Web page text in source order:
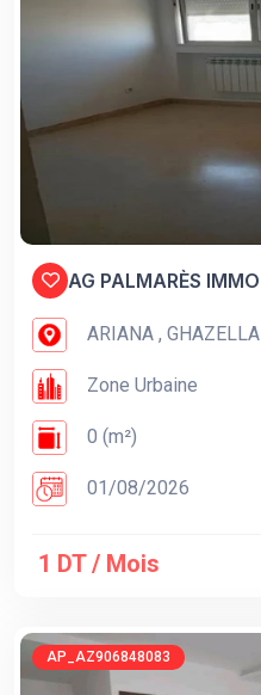
AG PALMARÈS IMMO
ARIANA , GHAZELLA
Zone Urbaine
0 (m²)
01/08/2026
1 DT / Mois
AP_AZ906848083